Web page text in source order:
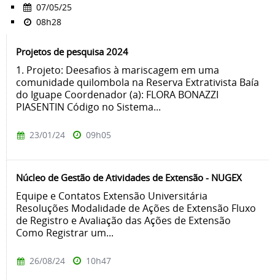
07/05/25
08h28
Projetos de pesquisa 2024
1. Projeto: Deesafios à mariscagem em uma
comunidade quilombola na Reserva Extrativista Baía
do Iguape Coordenador (a): FLORA BONAZZI
PIASENTIN Código no Sistema...
23/01/24 09h05
Núcleo de Gestão de Atividades de Extensão - NUGEX
Equipe e Contatos Extensão Universitária
Resoluções Modalidade de Ações de Extensão Fluxo
de Registro e Avaliação das Ações de Extensão
Como Registrar um...
26/08/24 10h47